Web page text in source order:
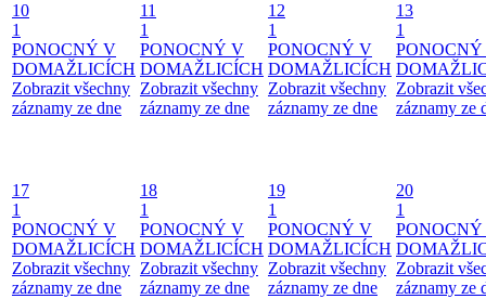
10
1
PONOCNÝ V
DOMAŽLICÍCH
Zobrazit všechny
záznamy ze dne
11
1
PONOCNÝ V
DOMAŽLICÍCH
Zobrazit všechny
záznamy ze dne
12
1
PONOCNÝ V
DOMAŽLICÍCH
Zobrazit všechny
záznamy ze dne
13
1
Zobrazit
záznamy ze
17
1
PONOCNÝ V
DOMAŽLICÍCH
Zobrazit všechny
záznamy ze dne
18
1
PONOCNÝ V
DOMAŽLICÍCH
Zobrazit všechny
záznamy ze dne
19
1
PONOCNÝ V
DOMAŽLICÍCH
Zobrazit všechny
záznamy ze dne
20
1
Zobrazit
záznamy ze